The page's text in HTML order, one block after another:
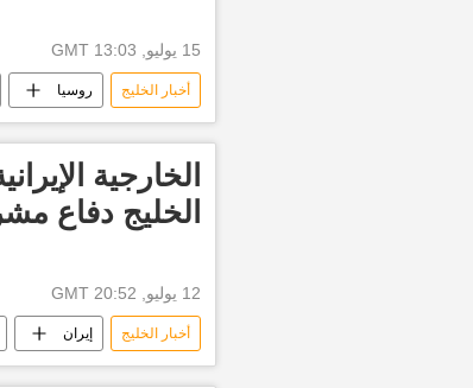
15 يوليو, 13:03 GMT
أخبار الخليج روسيا
الخارجية
الخليج دفاع
12 يوليو, 20:52 GMT
أخبار الخليج إيران
منظمة الأمم المتحدة